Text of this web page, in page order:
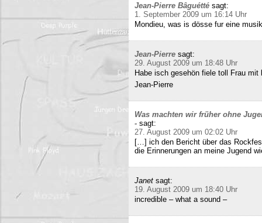
Jean-Pierre Bâguétté sagt:
1. September 2009 um 16:14 Uhr
Mondieu, was is dösse fur eine
Jean-Pierre sagt:
29. August 2009 um 18:48 Uhr
Habe isch gesehön fiele toll Frau
Jean-Pierre
Was machten wir früher ohne
- sagt:
27. August 2009 um 02:02 Uhr
[…] ich den Bericht über das
die Erinnerungen an meine Jugend
Janet sagt:
19. August 2009 um 18:40 Uhr
incredible – what a sound –